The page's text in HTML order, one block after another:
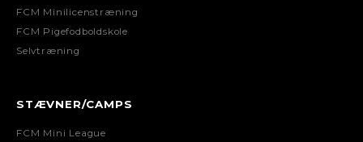
FCM Minilicenstræning
FCM Pigefodboldskole
Selvtræning
STÆVNER/CAMPS
FCM Mini League